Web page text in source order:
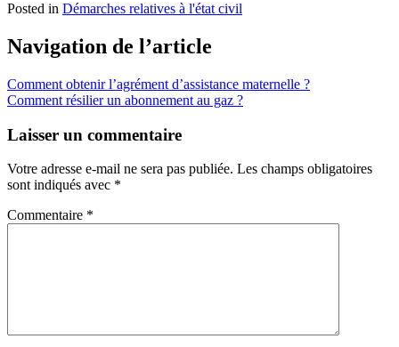
Posted in Démarches relatives à l'état civil
Navigation de l’article
Comment obtenir l’agrément d’assistance maternelle ?
Comment résilier un abonnement au gaz ?
Laisser un commentaire
Votre adresse e-mail ne sera pas publiée. Les champs obligatoires
sont indiqués avec *
Commentaire *